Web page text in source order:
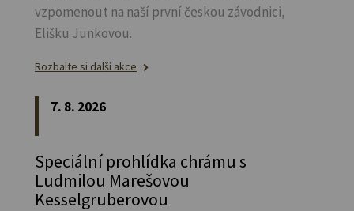
vzpomenout na naší první českou závodnici,
Elišku Junkovou.
Rozbalte si další akce
7. 8. 2026
Speciální prohlídka chrámu s
Ludmilou Marešovou
Kesselgruberovou